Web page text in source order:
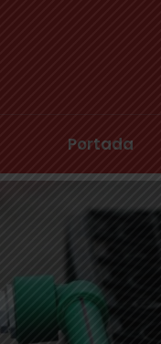
Portada